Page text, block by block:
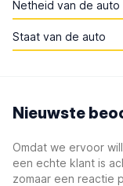
Netheid van de auto
Staat van de auto
Nieuwste
Omdat we ervoor
een echte klant is
zomaar een reactie